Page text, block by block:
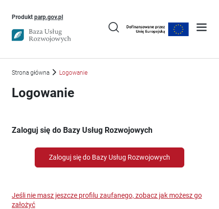
Produkt parp.gov.plUwaga, link otworzy się w nowym oknie
Strona główna Logowanie
Logowanie
Zaloguj się do Bazy Usług Rozwojowych
Zaloguj się do Bazy Usług Rozwojowych
Jeśli nie masz jeszcze profilu zaufanego, zobacz jak możesz go
założyć